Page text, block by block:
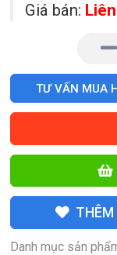
Giá bán:
TƯ VẤN MUA
THÊM
Danh mục sản